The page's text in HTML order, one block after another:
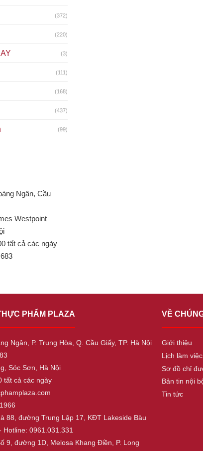
(372)
(220)
(3)
(111)
(168)
(437)
(99)
Ngân, Cầu
Westpoint
tất cả các ngày
PHẨM PLAZA
Ngân, P. Trung Hòa, Q. Cầu Giấy, TP. Hà Nội
Sóc Sơn, Hà Nội
tất cả các ngày
88, đường Trung Lập 17, KĐT Lakeside Bàu
Hotline: 0961.031.331
9, đường 1D, Melosa Khang Điền, P. Long
VỀ
Giới thiệu
Lịch làm việc
Sơ đồ chỉ
Bản tin nội
Tin tức